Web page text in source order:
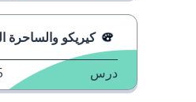
كيريكو والساحرة
درس